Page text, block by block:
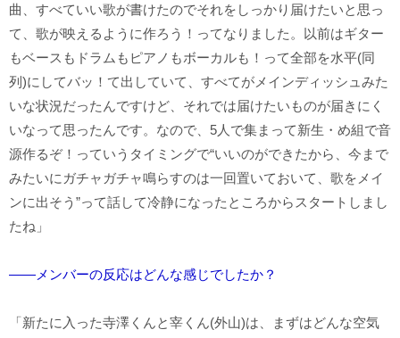
曲、すべていい歌が書けたのでそれをしっかり届けたいと思っ
て、歌が映えるように作ろう！ってなりました。以前はギター
もベースもドラムもピアノもボーカルも！って全部を水平(同
列)にしてバッ！て出していて、すべてがメインディッシュみた
いな状況だったんですけど、それでは届けたいものが届きにく
いなって思ったんです。なので、5人で集まって新生・め組で音
源作るぞ！っていうタイミングで“いいのができたから、今まで
みたいにガチャガチャ鳴らすのは一回置いておいて、歌をメイ
ンに出そう”って話して冷静になったところからスタートしまし
たね」
――メンバーの反応はどんな感じでしたか？
「新たに入った寺澤くんと宰くん(外山)は、まずはどんな空気